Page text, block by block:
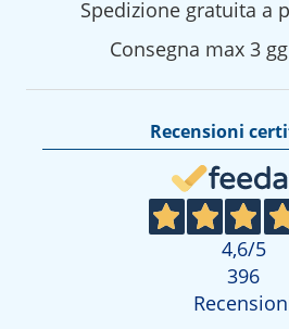
Spedizione gratuita a
Consegna max 3
Recensioni
4,6/5
396